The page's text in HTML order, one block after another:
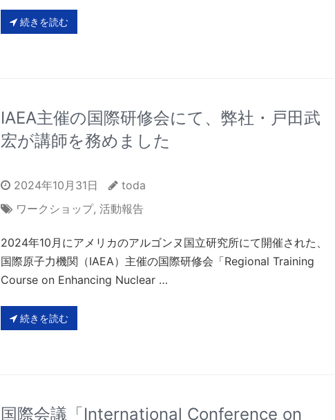
続きを読む
IAEA主催の国際研修会にて、弊社・戸田武
宏が講師を務めました
2024年10月31日
toda
ワークショップ, 活動報告
2024年10月にアメリカのアルゴンヌ国立研究所にて開催された、
国際原子力機関（IAEA）主催の国際研修会「Regional Training
Course on Enhancing Nuclear …
続きを読む
国際会議「International Conference on